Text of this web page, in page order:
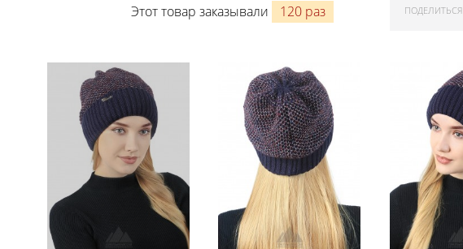
ПОДЕЛИТЬСЯ
Этот товар заказывали 120 раз